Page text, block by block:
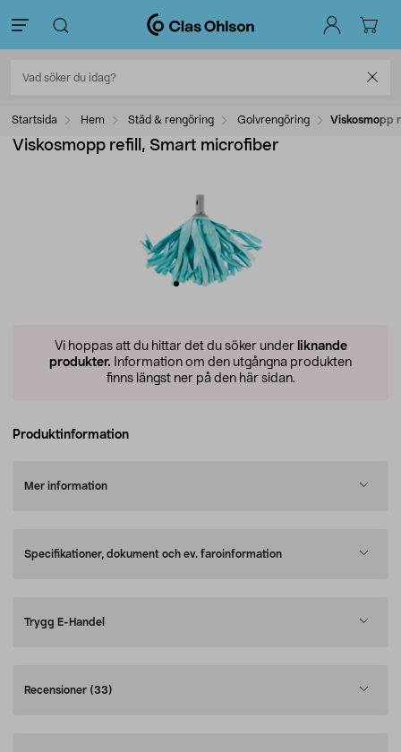
Startsida Hem Städ & rengöring Golvrengöring Viskosmopp
Viskosmopp refill, Smart microfiber
Vi hoppas att du hittar det du söker under liknande
produkter. Information om den utgångna produkten
finns längst ner på den här sidan.
Produktinformation
Mer information
Specifikationer, dokument och ev. faroinformation
Trygg E-Handel
Recensioner (33)